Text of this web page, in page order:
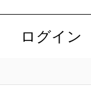
ログイン